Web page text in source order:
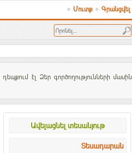
Մուտք Գրանցվել
էլ Ձեր գործողությունների մասին
Ավելացնել տեսանյութ
Տեսադարան